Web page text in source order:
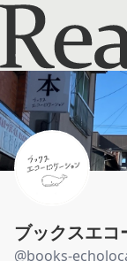
Reads - 読書
ブックスエコ
@books-